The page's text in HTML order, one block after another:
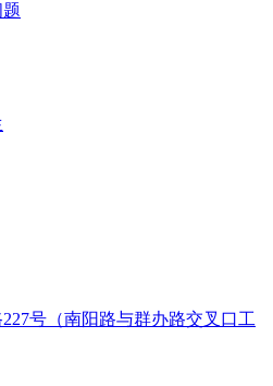
号（南阳路与群办路交叉口工